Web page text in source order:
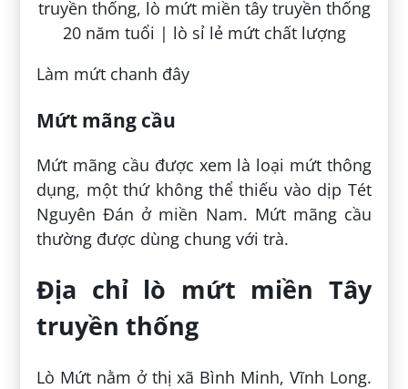
Làm mứt chanh đây
Mứt mãng cầu
Mứt mãng cầu được xem là loại mứt thông
dụng, một thứ không thể thiếu vào dịp Tét
Nguyên Đán ở miền Nam. Mứt mãng cầu
thường được dùng chung với trà.
Địa chỉ lò mứt miền Tây
truyền thống
Lò Mứt nằm ở thị xã Bình Minh, Vĩnh Long.